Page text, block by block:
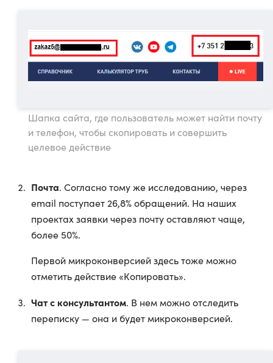
Шапка сайта, где пользователь может найти почту
и телефон, чтобы скопировать и совершить
целевое действие
Почта. Согласно тому же исследованию, через
email поступает 26,8% обращений. На наших
проектах заявки через почту оставляют чаще,
более 50%.
Первой микроконверсией здесь тоже можно
отметить действие «Копировать».
Чат с консультантом. В нем можно отследить
переписку — она и будет микроконверсией.